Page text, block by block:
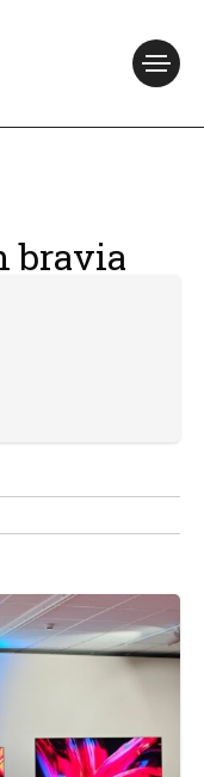
bravia